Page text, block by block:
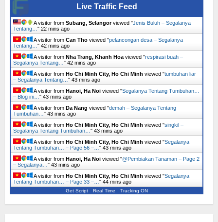
Live Traffic Feed
A visitor from Subang, Selangorviewed "Jenis Buluh – Segalanya
Tentang… " 22 mins ago
A visitor from Can Tho viewed "pelancongan desa – Segalanya
Tentang… " 42 mins ago
A visitor from Nha Trang, Khanh Hoa viewed "respirasi buah –
Segalanya Tentang… " 42 mins ago
A visitor from Ho Chi Minh City, Ho Chi Minh viewed "tumbuhan liar
– Segalanya Tentang… " 43 mins ago
A visitor from Hanoi, Ha Noi viewed "Segalanya Tentang Tumbuhan…
– Blog ini… " 43 mins ago
A visitor from Da Nang viewed "demah – Segalanya Tentang
Tumbuhan… " 43 mins ago
A visitor from Ho Chi Minh City, Ho Chi Minh viewed "singkil –
Segalanya Tentang Tumbuhan… " 43 mins ago
A visitor from Ho Chi Minh City, Ho Chi Minh viewed "Segalanya
Tentang Tumbuhan… – Page 56 –… " 43 mins ago
A visitor from Hanoi, Ha Noi viewed "@Pembiakan Tanaman – Page 2
– Segalanya… " 43 mins ago
A visitor from Ho Chi Minh City, Ho Chi Minh viewed "Segalanya
Tentang Tumbuhan… – Page 33 –… " 44 mins ago
Get Script Real Time Tracking ON